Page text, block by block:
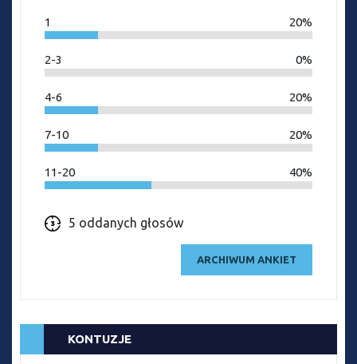
1 20%
2-3 0%
4-6 20%
7-10 20%
11-20 40%
5 oddanych głosów
ARCHIWUM ANKIET
KONTUZJE